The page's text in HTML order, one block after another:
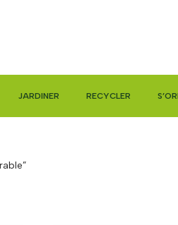
JARDINER RECYCLER